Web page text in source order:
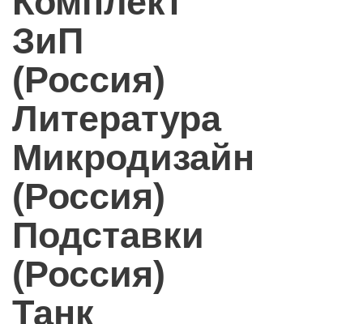
ЗиП
(Россия)
Литература
Микродизайн
(Россия)
Подставки
(Россия)
Танк